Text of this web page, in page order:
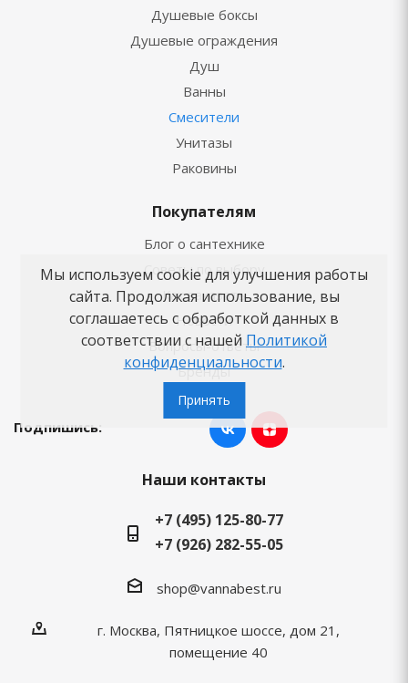
Душевые боксы
Душевые ограждения
Душ
Ванны
Смесители
Унитазы
Раковины
Покупателям
Блог о сантехнике
Советы по выбору
Как заказать
Новости
Вопросы-ответы
Бренды
Подпишись:
Наши контакты
+7 (495) 125-80-77
+7 (926) 282-55-05
shop@vannabest.ru
г. Москва, Пятницкое шоссе, дом 21,
помещение 40
Мы используем cookie для улучшения работы
сайта. Продолжая использование, вы
соглашаетесь с обработкой данных в
соответствии с нашей Политикой
конфиденциальности.
Принять